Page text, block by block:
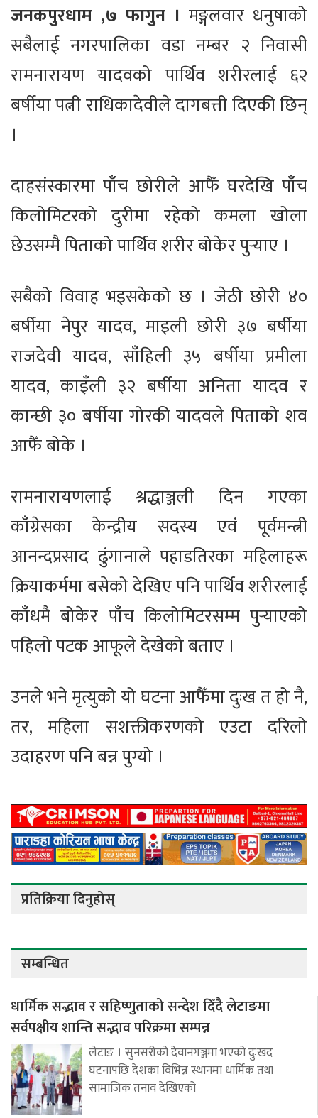
जनकपुरधाम ,७ फागुन । मङ्गलवार धनुषाको
सबैलाई नगरपालिका वडा नम्बर २ निवासी
रामनारायण यादवको पार्थिव शरीरलाई ६२
बर्षीया पत्नी राधिकादेवीले दागबत्ती दिएकी छिन्
।
दाहसंस्कारमा पाँच छोरीले आफैँ घरदेखि पाँच
किलोमिटरको दुरीमा रहेको कमला खोला
छेउसम्मै पिताको पार्थिव शरीर बोकेर पुर्‍याए ।
सबैको विवाह भइसकेको छ । जेठी छोरी ४०
बर्षीया नेपुर यादव, माइली छोरी ३७ बर्षीया
राजदेवी यादव, साँहिली ३५ बर्षीया प्रमीला
यादव, काइँली ३२ बर्षीया अनिता यादव र
कान्छी ३० बर्षीया गोरकी यादवले पिताको शव
आफैँ बोके ।
रामनारायणलाई श्रद्धाञ्जली दिन गएका
काँग्रेसका केन्द्रीय सदस्य एवं पूर्वमन्त्री
आनन्दप्रसाद ढुंगानाले पहाडतिरका महिलाहरू
क्रियाकर्ममा बसेको देखिए पनि पार्थिव शरीरलाई
काँधमै बोकेर पाँच किलोमिटरसम्म पुर्‍याएको
पहिलो पटक आफूले देखेको बताए ।
उनले भने मृत्युको यो घटना आफैँमा दुःख त हो नै,
तर, महिला सशक्तीकरणको एउटा दरिलो
उदाहरण पनि बन्न पुग्यो ।
प्रतिक्रिया दिनुहोस्
सम्बन्धित
धार्मिक सद्भाव र सहिष्णुताको सन्देश दिँदै लेटाङमा
सर्वपक्षीय शान्ति सद्भाव परिक्रमा सम्पन्न
लेटाङ । सुनसरीको देवानगञ्जमा भएको दुःखद
घटनापछि देशका विभिन्न स्थानमा धार्मिक तथा
सामाजिक तनाव देखिएको